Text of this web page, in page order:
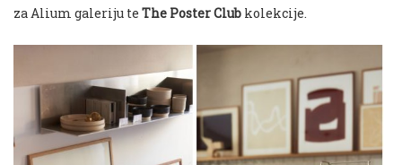
za Alium galeriju te The Poster Club kolekcije.